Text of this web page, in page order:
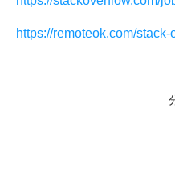
https://remoteok.com/stack-